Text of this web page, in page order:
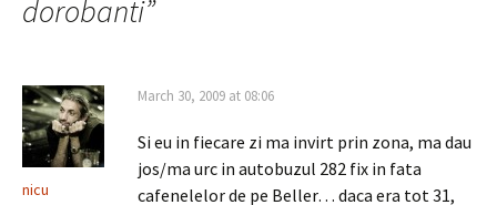
dorobanti”
nicu
March 30, 2009 at 08:06
Si eu in fiecare zi ma invirt prin zona, ma dau
jos/ma urc in autobuzul 282 fix in fata
cafenelelor de pe Beller… daca era tot 31,